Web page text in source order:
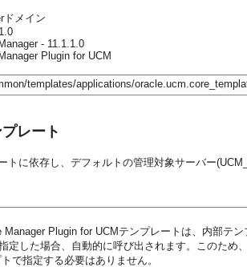
ドメイン
- 11.1.1.0
Plugin for UCM
templates/applications/
レート
に依存し、デフォルトの管理対象サーバー
Plugin for UCMテンプレートは、内部テ
した場合、自動的に呼び出されます。このため
で指定する必要はありません。